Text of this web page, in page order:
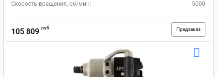
Скорость вращения, об/мин:
5000
105 809 руб Предзаказ